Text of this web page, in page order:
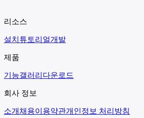
리소스
설치 튜토리얼개발
제품
기능갤러리 다운로드
회사 정보
소개 채용이용약관개인정보 처리방침